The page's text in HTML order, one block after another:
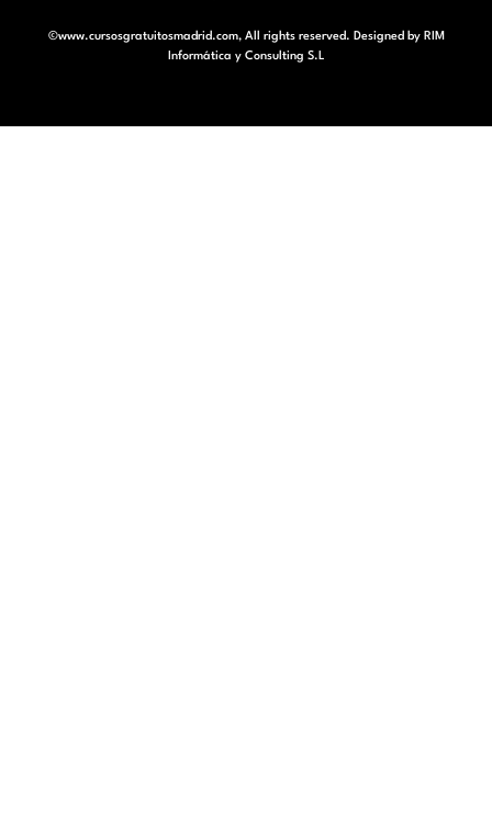
©www.cursosgratuitosmadrid.com, All rights reserved. Designed by RIM
Informática y Consulting S.L